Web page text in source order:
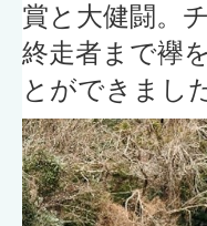
賞と大健闘。
終走者まで襷
とができまし